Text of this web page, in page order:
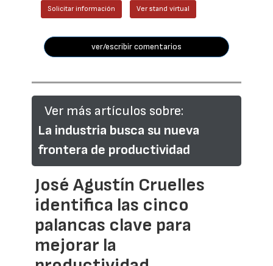
Solicitar información Ver stand virtual
ver/escribir comentarios
Ver más artículos sobre:
La industria busca su nueva
frontera de productividad
José Agustín Cruelles
identifica las cinco
palancas clave para
mejorar la